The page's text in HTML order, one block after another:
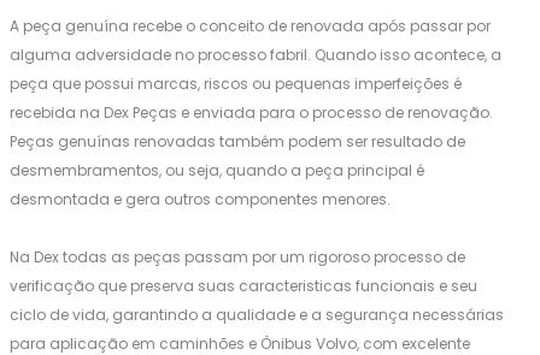
A peça genuína recebe o conceito de renovada após passar por
alguma adversidade no processo fabril. Quando isso acontece, a
peça que possui marcas, riscos ou pequenas imperfeições é
recebida na Dex Peças e enviada para o processo de renovação.
Peças genuínas renovadas também podem ser resultado de
desmembramentos, ou seja, quando a peça principal é
desmontada e gera outros componentes menores.
Na Dex todas as peças passam por um rigoroso processo de
verificação que preserva suas caracteristicas funcionais e seu
ciclo de vida, garantindo a qualidade e a segurança necessárias
para aplicação em caminhões e Ônibus Volvo, com excelente